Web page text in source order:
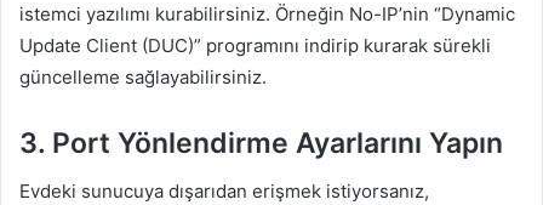
istemci yazılımı kurabilirsiniz. Örneğin No-IP’nin “Dynamic
Update Client (DUC)” programını indirip kurarak sürekli
güncelleme sağlayabilirsiniz.
3. Port Yönlendirme Ayarlarını Yapın
Evdeki sunucuya dışarıdan erişmek istiyorsanız,